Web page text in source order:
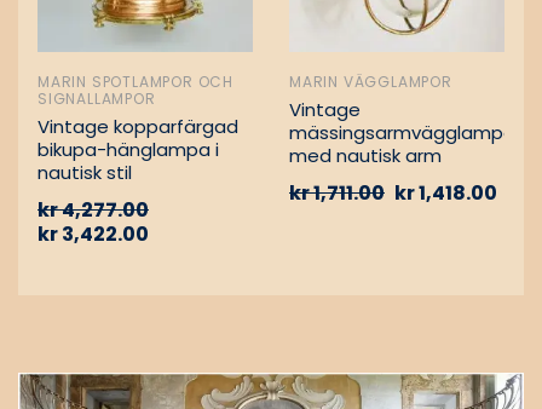
MARIN SPOTLAMPOR OCH
SIGNALLAMPOR
Vintage kopparfärgad
bikupa-hänglampa i
nautisk stil
kr4,277.00
kr3,422.00
MARIN VÄGGLAMPOR
Vintage
mässingsarmvägglampa
med nautisk arm
kr1,711.00 kr1,418.00